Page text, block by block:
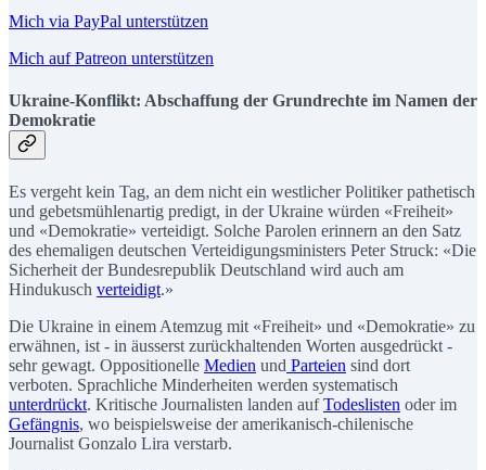
Mich via PayPal unterstützen
Mich auf Patreon unterstützen
Ukraine-Konflikt: Abschaffung der Grundrechte im Namen der
Demokratie
Es vergeht kein Tag, an dem nicht ein westlicher Politiker pathetisch
und gebetsmühlenartig predigt, in der Ukraine würden «Freiheit»
und «Demokratie» verteidigt. Solche Parolen erinnern an den Satz
des ehemaligen deutschen Verteidigungsministers Peter Struck: «Die
Sicherheit der Bundesrepublik Deutschland wird auch am
Hindukusch verteidigt.»
Die Ukraine in einem Atemzug mit «Freiheit» und «Demokratie» zu
erwähnen, ist - in äusserst zurückhaltenden Worten ausgedrückt -
sehr gewagt. Oppositionelle Medien und Parteien sind dort
verboten. Sprachliche Minderheiten werden systematisch
unterdrückt. Kritische Journalisten landen aufTodeslisten oder im
Gefängnis, wo beispielsweise der amerikanisch-chilenische
Journalist Gonzalo Lira verstarb.